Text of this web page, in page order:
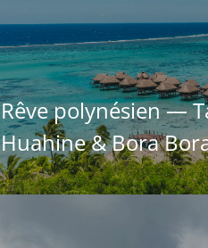
Rêve polynésien —
Huahine & Bora